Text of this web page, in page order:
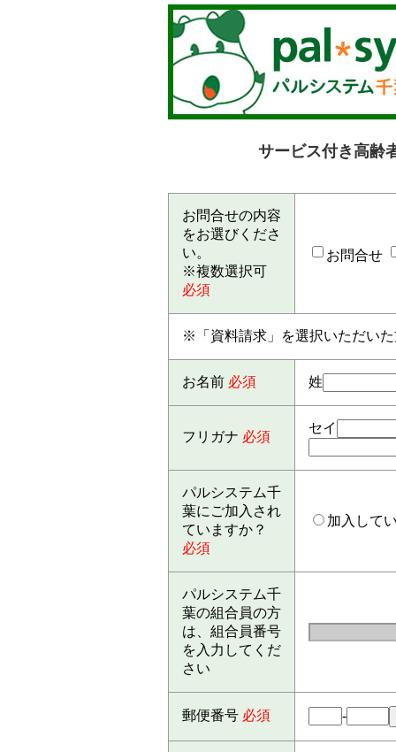
サービス付き高齢
お問合せの内容
をお選びくださ
い。
※複数選択可
必須
お問合せ
※「資料請求」を選択いただい
お名前 必須 姓
フリガナ 必須
セイ
パルシステム千
葉にご加入され
ていますか？
必須
加入して
パルシステム千
葉の組合員の方
は、組合員番号
を入力してくだ
さい
郵便番号 必須 -